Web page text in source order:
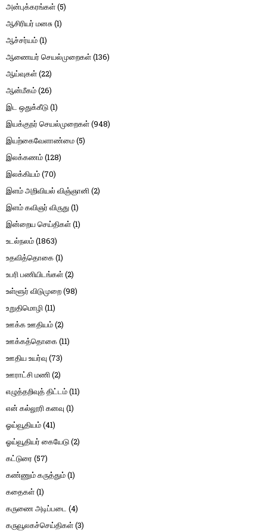
அன்புக்கரங்கள்(5)
ஆசிரியர் மனசு(1)
ஆச்சர்யம்(1)
ஆணையர் செயல்முறைகள்(136)
ஆய்வுகள்(22)
ஆன்மீகம்(26)
இட ஒதுக்கீடு(1)
இயக்குநர் செயல்முறைகள்(948)
இயற்கைவேளாண்மை(5)
இலக்கணம்(128)
இலக்கியம்(70)
இளம் அறிவியல் விஞ்ஞானி(2)
இளம் கவிஞர் விருது(1)
இன்றைய செய்திகள்(1)
உடல்நலம்(1863)
உதவித்தொகை(1)
உபரி பணியிடங்கள்(2)
உள்ளூர் விடுமுறை(98)
உறுதிமொழி(11)
ஊக்க ஊதியம்(2)
ஊக்கத்தொகை(11)
ஊதிய உயர்வு (73)
ஊராட்சி மணி(2)
எழுத்தறிவுத் திட்டம்(11)
என் கல்லூரி கனவு (1)
ஓய்வூதியம்(41)
ஓய்வூதியர் கையேடு(2)
கட்டுரை (57)
கண்ணும் கருத்தும்(1)
கதைகள்(1)
கருணை அடிப்படை (4)
கருவூலகச்செய்திகள்(3)